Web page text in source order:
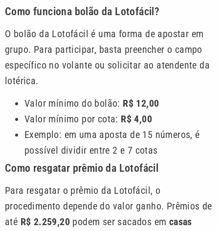
Como funciona bolão da Lotofácil?
O bolão da Lotofácil é uma forma de apostar em
grupo. Para participar, basta preencher o campo
específico no volante ou solicitar ao atendente da
lotérica.
Valor mínimo do bolão: R$ 12,00
Valor mínimo por cota: R$ 4,00
Exemplo: em uma aposta de 15 números, é
possível dividir entre 2 e 7 cotas
Como resgatar prêmio da Lotofácil
Para resgatar o prêmio da Lotofácil, o
procedimento depende do valor ganho. Prêmios de
até R$ 2.259,20 podem ser sacados em casas